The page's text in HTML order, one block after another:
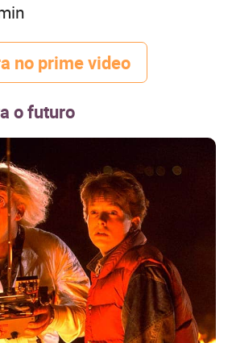
no prime video
o futuro